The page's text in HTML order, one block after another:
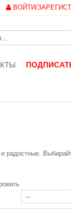
ВОЙТИ/
радостные.
--